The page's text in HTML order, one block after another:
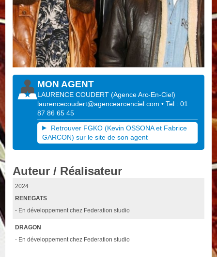
MON AGENT
LAURENCE COUDERT (Agence Arc-En-Ciel)
laurencecoudert@agencearcenciel.com • Tel : 01
87 86 65 45
Retrouver FGKO (Kevin OSSONA et Fabrice
GARCON) sur le site de son agent
Auteur / Réalisateur
2024
RENEGATS
- En développement chez Federation studio
DRAGON
- En développement chez Federation studio